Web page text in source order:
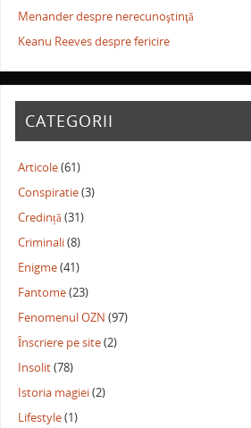
Menander despre nerecunoştinţă
Keanu Reeves despre fericire
CATEGORII
Articole(61)
Conspiratie(3)
Credință(31)
Criminali(8)
Enigme(41)
Fantome(23)
Fenomenul OZN (97)
Înscriere pe site(2)
Insolit(78)
Istoria magiei(2)
Lifestyle(1)